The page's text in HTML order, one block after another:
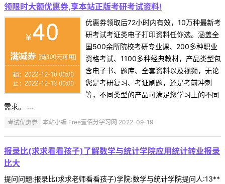
领限时大额优惠券,享本站正版考研考试资料!
优惠券领取后72小时内有效，10万种最新考
研考试考证类电子打印资料任你选。涵盖全
国500余所院校考研专业课、200多种职业
资格考试、1100多种经典教材，产品类型包
含电子书、题库、全套资料以及视频，无论
您是考研复习、考证刷题，还是考前冲刺
等，不同类型的产品可满足您学习上的不同
需求。 ...
考试优惠券 本站小编 Free壹佰分学习网 2022-09-19
报录比(求求看看孩子)了解数学与统计学院应用统计转业报录
比大
提问问题:报录比(求求老师看看孩子)学院:数学与统计学院提问人:13**